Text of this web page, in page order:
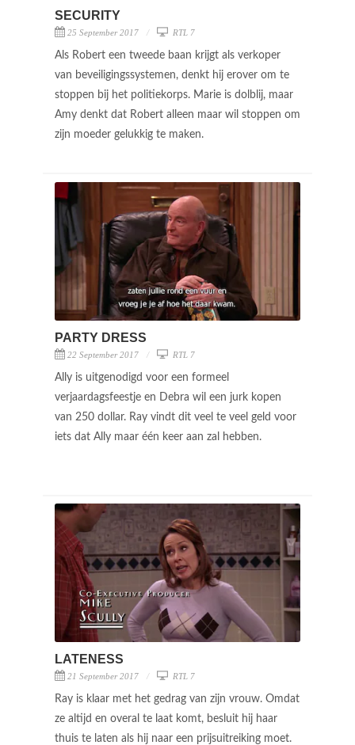
SECURITY
25 September 2017 RTL 7
Als Robert een tweede baan krijgt als verkoper
van beveiligingssystemen, denkt hij erover om te
stoppen bij het politiekorps. Marie is dolblij, maar
Amy denkt dat Robert alleen maar wil stoppen om
zijn moeder gelukkig te maken.
PARTY DRESS
22 September 2017 RTL 7
Ally is uitgenodigd voor een formeel
verjaardagsfeestje en Debra wil een jurk kopen
van 250 dollar. Ray vindt dit veel te veel geld voor
iets dat Ally maar één keer aan zal hebben.
LATENESS
21 September 2017 RTL 7
Ray is klaar met het gedrag van zijn vrouw. Omdat
ze altijd en overal te laat komt, besluit hij haar
thuis te laten als hij naar een prijsuitreiking moet.